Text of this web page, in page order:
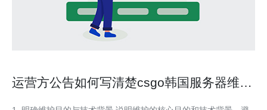
运营方公告如何写清楚csgo韩国服务器维护